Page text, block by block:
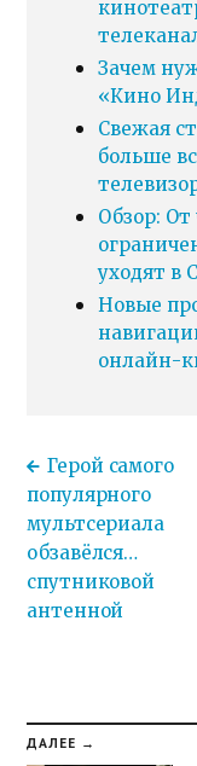
Зачем
«Кино
Свежая
больше
Обзор: От
уходят в
Новые
онлайн-
Герой самого
популярного
мультсериала
обзавёлся…
спутниковой
антенной
ДАЛЕЕ →